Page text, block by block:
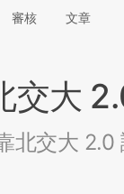
審核 文章
交大
北交大 2.0